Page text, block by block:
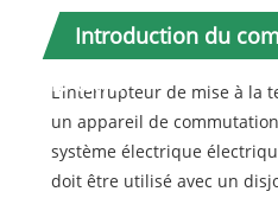
Introduction du
la terre
L'interrupteur de mise à la
un appareil de
système électrique
doit être utilisé avec un